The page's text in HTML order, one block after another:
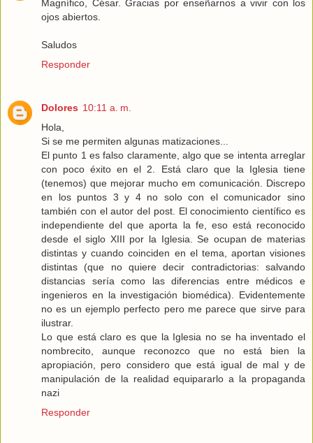
Magnífico, César. Gracias por enseñarnos a vivir con los
ojos abiertos.
Saludos
Responder
Dolores 10:11 a. m.
Hola,
Si se me permiten algunas matizaciones...
El punto 1 es falso claramente, algo que se intenta arreglar
con poco éxito en el 2. Está claro que la Iglesia tiene
(tenemos) que mejorar mucho em comunicación. Discrepo
en los puntos 3 y 4 no solo con el comunicador sino
también con el autor del post. El conocimiento científico es
independiente del que aporta la fe, eso está reconocido
desde el siglo XIII por la Iglesia. Se ocupan de materias
distintas y cuando coinciden en el tema, aportan visiones
distintas (que no quiere decir contradictorias: salvando
distancias sería como las diferencias entre médicos e
ingenieros en la investigación biomédica). Evidentemente
no es un ejemplo perfecto pero me parece que sirve para
ilustrar.
Lo que está claro es que la Iglesia no se ha inventado el
nombrecito, aunque reconozco que no está bien la
apropiación, pero considero que está igual de mal y de
manipulación de la realidad equipararlo a la propaganda
nazi
Responder